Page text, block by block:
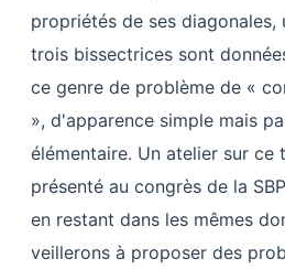
propriétés de ses
trois bissectrices sont
ce genre de problème de «
», d'apparence simple mais
élémentaire. Un atelier sur ce
présenté au congrès de la
en restant dans les mêmes
veillerons à proposer des